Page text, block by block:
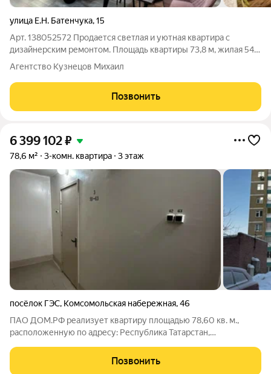
улица Е.Н. Батенчука,15
Арт. 138052572 Продается светлая и уютная квартира с
дизайнерским ремонтом. Площадь квартиры 73,8 м, жилая 54
м, кухня 8 м. Продуманная планировка для комфортной жизни:
просторная кухня-гостиная, две отдельные спальни и
гардеробная, в которой при
Агентство Кузнецов Михаил
Позвонить
6 399 102₽
78,6 м² 3-комн. квартира 3 этаж
посёлок ГЭС, Комсомольская набережная,46
ПАО ДОМ.РФ реализует квартиру площадью 78,60 кв. м.,
расположенную по адресу: Республика Татарстан,
объекте: Один собственник (юридическое лицо). Кадастровый
номер объекта недвижимости:
Позвонить